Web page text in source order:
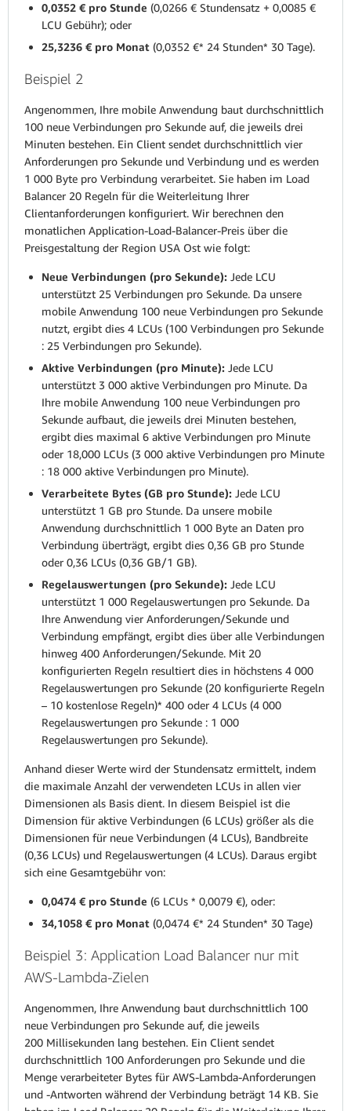
0,0352 € pro Stunde (0,0266 € Stundensatz + 0,0085 €
LCU Gebühr); oder
25,3236 € pro Monat (0,0352 €* 24 Stunden* 30 Tage).
Beispiel 2
Angenommen, Ihre mobile Anwendung baut durchschnittlich
100 neue Verbindungen pro Sekunde auf, die jeweils drei
Minuten bestehen. Ein Client sendet durchschnittlich vier
Anforderungen pro Sekunde und Verbindung und es werden
1 000 Byte pro Verbindung verarbeitet. Sie haben im Load
Balancer 20 Regeln für die Weiterleitung Ihrer
Clientanforderungen konfiguriert. Wir berechnen den
monatlichen Application-Load-Balancer-Preis über die
Preisgestaltung der Region USA Ost wie folgt:
Neue Verbindungen (pro Sekunde): Jede LCU
unterstützt 25 Verbindungen pro Sekunde. Da unsere
mobile Anwendung 100 neue Verbindungen pro Sekunde
nutzt, ergibt dies 4 LCUs (100 Verbindungen pro Sekunde
: 25 Verbindungen pro Sekunde).
Aktive Verbindungen (pro Minute): Jede LCU
unterstützt 3 000 aktive Verbindungen pro Minute. Da
Ihre mobile Anwendung 100 neue Verbindungen pro
Sekunde aufbaut, die jeweils drei Minuten bestehen,
ergibt dies maximal 6 aktive Verbindungen pro Minute
oder 18,000 LCUs (3 000 aktive Verbindungen pro Minute
: 18 000 aktive Verbindungen pro Minute).
Verarbeitete Bytes (GB pro Stunde): Jede LCU
unterstützt 1 GB pro Stunde. Da unsere mobile
Anwendung durchschnittlich 1 000 Byte an Daten pro
Verbindung überträgt, ergibt dies 0,36 GB pro Stunde
oder 0,36 LCUs (0,36 GB/1 GB).
Regelauswertungen (pro Sekunde): Jede LCU
unterstützt 1 000 Regelauswertungen pro Sekunde. Da
Ihre Anwendung vier Anforderungen/Sekunde und
Verbindung empfängt, ergibt dies über alle Verbindungen
hinweg 400 Anforderungen/Sekunde. Mit 20
konfigurierten Regeln resultiert dies in höchstens 4 000
Regelauswertungen pro Sekunde (20 konfigurierte Regeln
– 10 kostenlose Regeln)* 400 oder 4 LCUs (4 000
Regelauswertungen pro Sekunde : 1 000
Regelauswertungen pro Sekunde).
Anhand dieser Werte wird der Stundensatz ermittelt, indem
die maximale Anzahl der verwendeten LCUs in allen vier
Dimensionen als Basis dient. In diesem Beispiel ist die
Dimension für aktive Verbindungen (6 LCUs) größer als die
Dimensionen für neue Verbindungen (4 LCUs), Bandbreite
(0,36 LCUs) und Regelauswertungen (4 LCUs). Daraus ergibt
sich eine Gesamtgebühr von:
0,0474 € pro Stunde (6 LCUs * 0,0079 €), oder:
34,1058 € pro Monat (0,0474 €* 24 Stunden* 30 Tage)
Beispiel 3: Application Load Balancer nur mit
AWS-Lambda-Zielen
Angenommen, Ihre Anwendung baut durchschnittlich 100
neue Verbindungen pro Sekunde auf, die jeweils
200 Millisekunden lang bestehen. Ein Client sendet
durchschnittlich 100 Anforderungen pro Sekunde und die
Menge verarbeiteter Bytes für AWS-Lambda-Anforderungen
und -Antworten während der Verbindung beträgt 14 KB. Sie